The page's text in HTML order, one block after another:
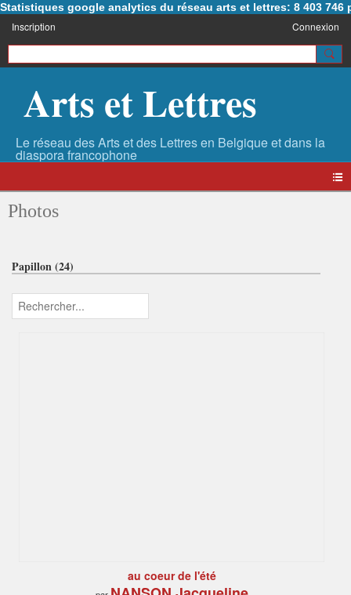
Statistiques google analytics du réseau arts et lettres: 8 403 746
Inscription Connexion
Arts et Lettres
Photos
Papillon (24)
au coeur de l'été